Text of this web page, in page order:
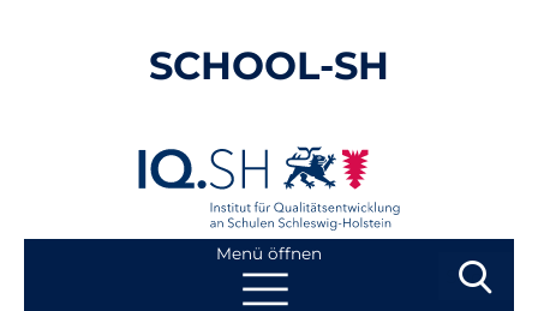
SCHOOL-SH
Menü öffnen